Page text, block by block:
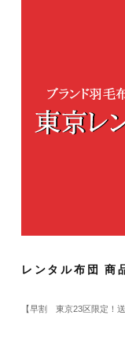
レンタル布団 商
【早割 東京23区限定！